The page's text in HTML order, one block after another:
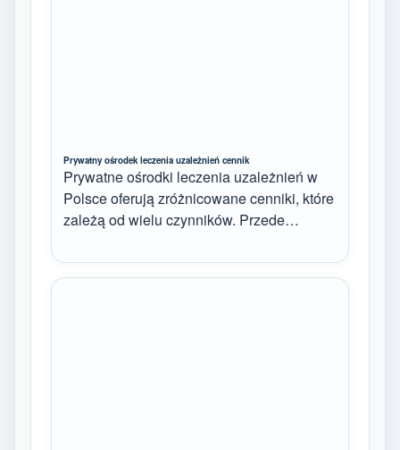
Prywatny ośrodek leczenia uzależnień cennik
Prywatne ośrodki leczenia uzależnień w
Polsce oferują zróżnicowane cenniki, które
zależą od wielu czynników. Przede…